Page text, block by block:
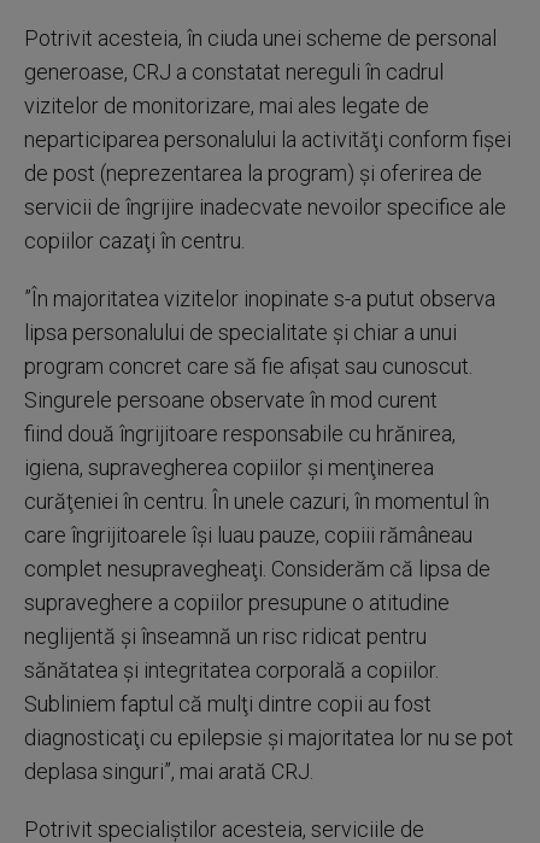
Potrivit acesteia, în ciuda unei scheme de personal
generoase, CRJ a constatat nereguli în cadrul
vizitelor de monitorizare, mai ales legate de
neparticiparea personalului la activităţi conform fişei
de post (neprezentarea la program) şi oferirea de
servicii de îngrijire inadecvate nevoilor specifice ale
copiilor cazaţi în centru.
”În majoritatea vizitelor inopinate s-a putut observa
lipsa personalului de specialitate şi chiar a unui
program concret care să fie afişat sau cunoscut.
Singurele persoane observate în mod curent
fiind două îngrijitoare responsabile cu hrănirea,
igiena, supravegherea copiilor şi menţinerea
curăţeniei în centru. În unele cazuri, în momentul în
care îngrijitoarele îşi luau pauze, copiii rămâneau
complet nesupravegheaţi. Considerăm că lipsa de
supraveghere a copiilor presupune o atitudine
neglijentă şi înseamnă un risc ridicat pentru
sănătatea şi integritatea corporală a copiilor.
Subliniem faptul că mulţi dintre copii au fost
diagnosticaţi cu epilepsie şi majoritatea lor nu se pot
deplasa singuri”, mai arată CRJ.
Potrivit specialiştilor acesteia, serviciile de